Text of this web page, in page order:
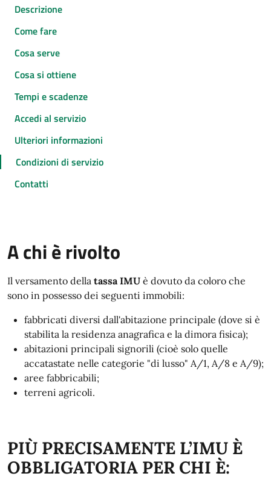
Descrizione
Come fare
Cosa serve
Cosa si ottiene
Tempi e scadenze
Accedi al servizio
Ulteriori informazioni
Condizioni di servizio
Contatti
A chi è rivolto
Il versamento della tassa IMU è dovuto da coloro che
sono in possesso dei seguenti immobili:
fabbricati diversi dall'abitazione principale (dove si è
stabilita la residenza anagrafica e la dimora fisica);
abitazioni principali signorili (cioè solo quelle
accatastate nelle categorie "di lusso" A/1, A/8 e A/9);
aree fabbricabili;
terreni agricoli.
PIÙ PRECISAMENTE L’IMU È
OBBLIGATORIA PER CHI È: